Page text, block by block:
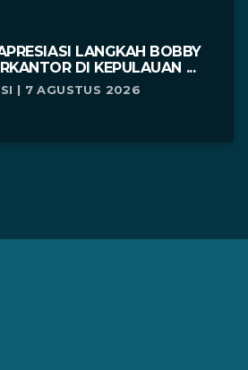
LANGKAH BOBBY
DI KEPULAUAN ...
| 7 AGUSTUS 2026